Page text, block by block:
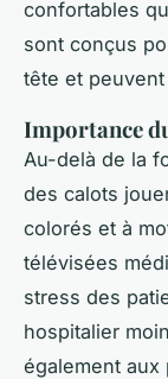
confortables
sont conçus
tête et
Importance
Au-delà de la
des calots
colorés et à
télévisées
stress des
hospitalier
également